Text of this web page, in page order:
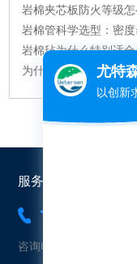
岩棉夹芯板防火等级
岩棉管科学选型：密
岩棉毡为什么特别适
为什么尤特森钢结构
服务热线：
咨询电话：